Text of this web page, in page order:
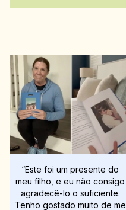
“Este foi um presente do
meu filho, e eu não consigo
agradecê-lo o suficiente.
Tenho gostado muito de me